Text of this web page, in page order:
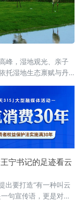
峰，湿地观光、亲子
托湿地生态禀赋与丹
互动，香包手工制作
囊，趣味知识问答、
宁书记的足迹看云
出要打造“有一种叫云
句宣传语，更是对这